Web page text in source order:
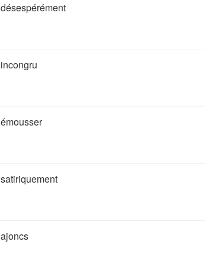
désespérément
incongru
émousser
satiriquement
ajoncs